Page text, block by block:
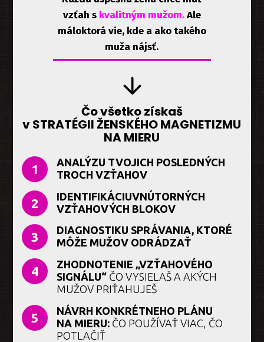
vzťah s kvalitným mužom.Ale
máloktorá vie, kde a ako takého
muža nájsť.
Čo všetko získaš
v STRATÉGII ŽENSKÉHO MAGNETIZMU
NA MIERU
1
ANALÝZU TVOJICH POSLEDNÝCH
TROCH VZŤAHOV
2
IDENTIFIKÁCIUVNÚTORNÝCH
VZŤAHOVÝCH BLOKOV
3
DIAGNOSTIKU SPRÁVANIA, KTORÉ
MÔŽE MUŽOV ODRÁDZAŤ
4
ZHODNOTENIE „VZŤAHOVÉHO
SIGNÁLU“ ČO VYSIELAŠ A AKÝCH
MUŽOV PRIŤAHUJEŠ
5
NÁVRH KONKRÉTNEHO PLÁNU
NA MIERU: ČO POUŽÍVAŤ VIAC, ČO
POTLAČIŤ